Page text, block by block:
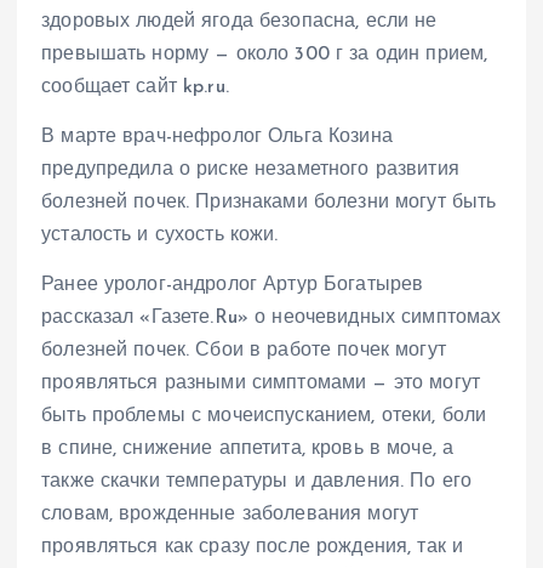
здоровых людей ягода безопасна, если не
превышать норму — около 300 г за один прием,
сообщает сайт kp.ru.
В марте врач-нефролог Ольга Козина
предупредила о риске незаметного развития
болезней почек. Признаками болезни могут быть
усталость и сухость кожи.
Ранее уролог-андролог Артур Богатырев
рассказал «Газете.Ru» о неочевидных симптомах
болезней почек. Сбои в работе почек могут
проявляться разными симптомами — это могут
быть проблемы с мочеиспусканием, отеки, боли
в спине, снижение аппетита, кровь в моче, а
также скачки температуры и давления. По его
словам, врожденные заболевания могут
проявляться как сразу после рождения, так и